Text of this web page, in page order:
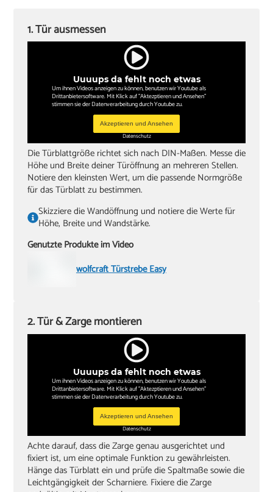
‏Kreuzschlitzschraubendreher
‏Wasserwaagen (60 cm, 180 cm)
‏Zollstock
‏Akkuschrauber oder Bohrmaschine
‏Inbusschlüssel, Größe 4
Uuuups da fehlt noch etwas
Um ihnen Videos anzeigen zu können, benutzen wir Youtube als
Drittanbietersoftware. Mit Klick auf "Aktezptieren und Ansehen"
stimmen sie der Datenverarbeitung durch Youtube zu.
Akzeptieren und Ansehen
Datenschutz
1. Tür ausmessen
Die Türblattgröße richtet sich nach DIN-Maßen. Messe die
Höhe und Breite deiner Türöffnung an mehreren Stellen.
Notiere den kleinsten Wert, um die passende Normgröße
für das Türblatt zu bestimmen.
Skizziere die Wandöffnung und notiere die Werte für
Höhe, Breite und Wandstärke.
Genutzte Produkte im Video
wolfcraft Türstrebe Easy
Uuuups da fehlt noch etwas
Um ihnen Videos anzeigen zu können, benutzen wir Youtube als
Drittanbietersoftware. Mit Klick auf "Aktezptieren und Ansehen"
stimmen sie der Datenverarbeitung durch Youtube zu.
Akzeptieren und Ansehen
Datenschutz
2. Tür & Zarge montieren
Achte darauf, dass die Zarge genau ausgerichtet und
fixiert ist, um eine optimale Funktion zu gewährleisten.
Hänge das Türblatt ein und prüfe die Spaltmaße sowie die
Leichtgängigkeit der Scharniere. Fixiere die Zarge